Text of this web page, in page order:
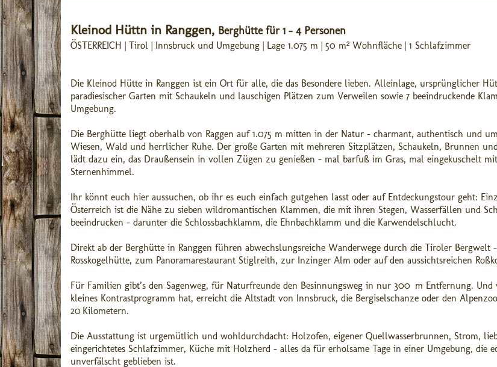
Kleinod Hüttn in Ranggen, Berghütte für 1 - 4 Personen
ÖSTERREICH | Tirol | Innsbruck und Umgebung | Lage 1.075 m | 50 m² Wohnfläche | 1 Schlafzimmer
Die Kleinod Hütte in Ranggen ist ein Ort für alle, die das Besondere lieben. Alleinlage, ursprünglicher
paradiesischer Garten mit Schaukeln und lauschigen Plätzen zum Verweilen sowie 7 beeindruckende
Umgebung.
Die Berghütte liegt oberhalb von Raggen auf 1.075 m mitten in der Natur – charmant, authentisch und
Wiesen, Wald und herrlicher Ruhe. Der große Garten mit mehreren Sitzplätzen, Schaukeln, Brunnen
lädt dazu ein, das Draußensein in vollen Zügen zu genießen – mal barfuß im Gras, mal eingekuschelt
Sternenhimmel.
Ihr könnt euch hier aussuchen, ob ihr es euch einfach gutgehen lasst oder auf Entdeckungstour geht:
Österreich ist die Nähe zu sieben wildromantischen Klammen, die mit ihren Stegen, Wasserfällen und
beeindrucken – darunter die Schlossbachklamm, die Ehnbachklamm und die Karwendelschlucht.
Direkt ab der Berghütte in Ranggen führen abwechslungsreiche Wanderwege durch die Tiroler Bergwelt
Rosskogelhütte, zum Panoramarestaurant Stiglreith, zur Inzinger Alm oder auf den aussichtsreichen
Für Familien gibt’s den Sagenweg, für Naturfreunde den Besinnungsweg in nur 300 m Entfernung. Und
kleines Kontrastprogramm hat, erreicht die Altstadt von Innsbruck, die Bergiselschanze oder den
20 Kilometern.
Die Ausstattung ist urgemütlich und wohldurchdacht: Holzofen, eigener Quellwasserbrunnen, Strom,
eingerichtetes Schlafzimmer, Küche mit Holzherd – alles da für erholsame Tage in einer Umgebung, die
unverfälscht geblieben ist.